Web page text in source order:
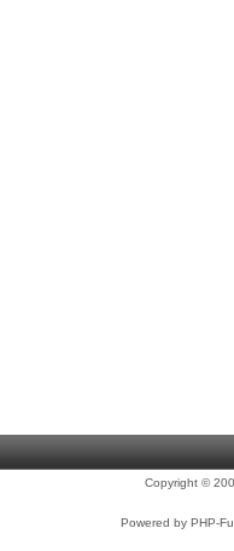
Copyright ©
Powered by PHP-